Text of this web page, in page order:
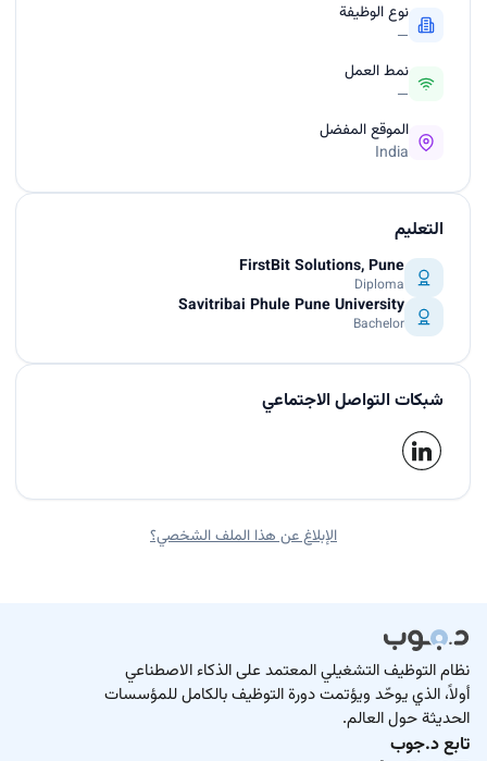
نوع الوظيفة
—
نمط العمل
—
الموقع المفضل
India
التعليم
FirstBit Solutions, Pune
Diploma
Savitribai Phule Pune University
Bachelor
شبكات التواصل الاجتماعي
الإبلاغ عن هذا الملف الشخصي؟
نظام التوظيف التشغيلي المعتمد على الذكاء الاصطناعي
أولاً، الذي يوحّد ويؤتمت دورة التوظيف بالكامل للمؤسسات
الحديثة حول العالم.
تابع د.جوب